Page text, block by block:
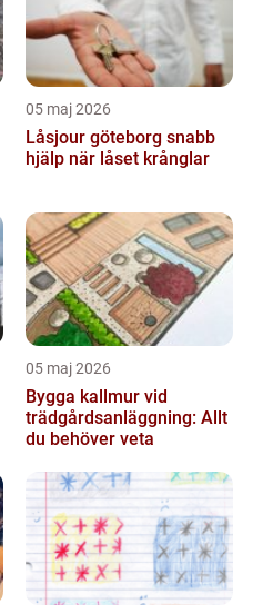
05 maj 2026
Låsjour göteborg snabb
hjälp när låset krånglar
05 maj 2026
Bygga kallmur vid
trädgårdsanläggning: Allt
du behöver veta